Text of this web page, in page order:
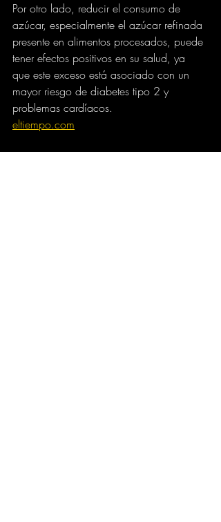
Por otro lado, reducir el consumo de
azúcar, especialmente el azúcar refinada
presente en alimentos procesados, puede
tener efectos positivos en su salud, ya
que este exceso está asociado con un
mayor riesgo de diabetes tipo 2 y
problemas cardíacos.
eltiempo.com